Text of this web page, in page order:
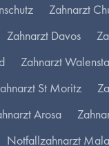
Zahnarzt
Zahnarzt Davos
Zahnarzt
St Moritz
Arosa
Notfallzahnarzt